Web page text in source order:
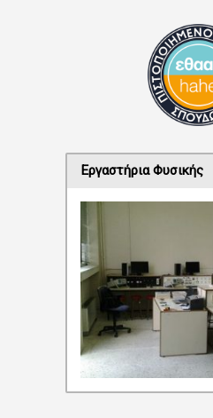
Εργαστήρια Φυσικής